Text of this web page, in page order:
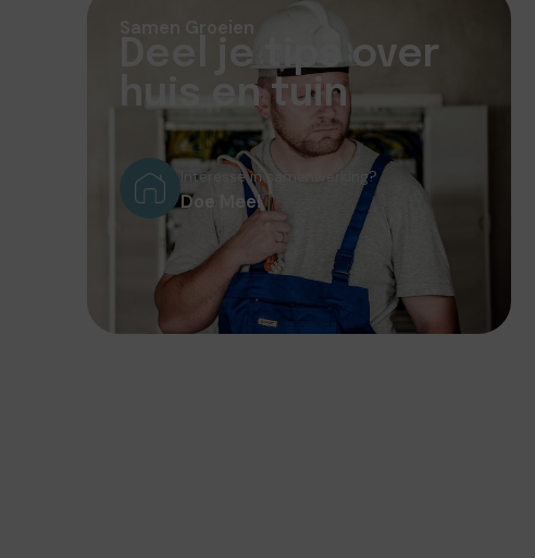
Samen Groeien
Deel je tips over
huis en tuin
Interesse in samenwerking?
Doe Mee!